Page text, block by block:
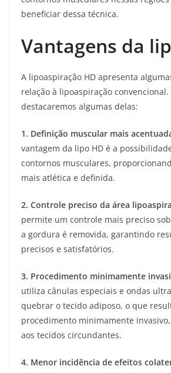
beneficiar dessa técnica.
Vantagens da
A lipoaspiração HD apresenta
relação à lipoaspiração convencional.
destacaremos algumas delas:
1. Definição muscular mais
vantagem da lipo HD é a
contornos musculares,
mais atlética e definida.
2. Controle preciso da área
permite um controle mais preciso
a gordura é removida, garantindo
precisos e satisfatórios.
3. Procedimento minimamente
utiliza cânulas especiais e ondas
quebrar o tecido adiposo, o que
procedimento minimamente
aos tecidos circundantes.
4. Menor incidência de efeitos